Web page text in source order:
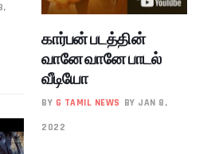
கார்பன் படத்தின்
வானே வானே பாடல்
வீடியோ
BY G TAMIL NEWS BY JAN 8,
2022